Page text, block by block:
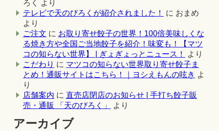
ろく
より
テレビで天のびろくが紹介されました！
に おまめ
より
ご注文 に お取り寄せ餃子の世界！100倍美味しくな
る焼き方や全国ご当地餃子を紹介！味変も！【マツ
コの知らない世界】 | ぎょぎょっとニュース！
より
こだわり に マツコの知らない世界取り寄せ餃子ま
とめ！通販サイトはこちら！｜ヨシえもんの呟き よ
り
店舗案内 に 直売店閉店のお知らせ | 手打ち餃子販
売・通販 「天のびろく」
より
アーカイブ